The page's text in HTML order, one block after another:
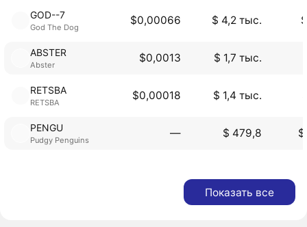
GOD--7
God The Dog
$0,00066 $ 4,2 тыс.
ABSTER
Abster
$0,0013 $ 1,7 тыс.
RETSBA
RETSBA
$0,00018 $ 1,4 тыс.
PENGU
Pudgy Penguins
― $ 479,8
Показать все